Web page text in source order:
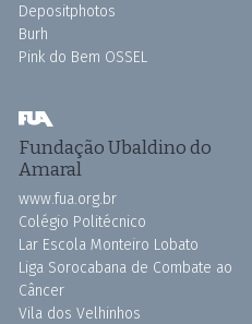
Depositphotos
Burh
Pink do Bem OSSEL
Fundação Ubaldino do
Amaral
www.fua.org.br
Colégio Politécnico
Lar Escola Monteiro Lobato
Liga Sorocabana de Combate ao
Câncer
Vila dos Velhinhos